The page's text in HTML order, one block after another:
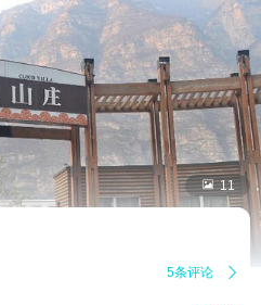
 11
5条评论 